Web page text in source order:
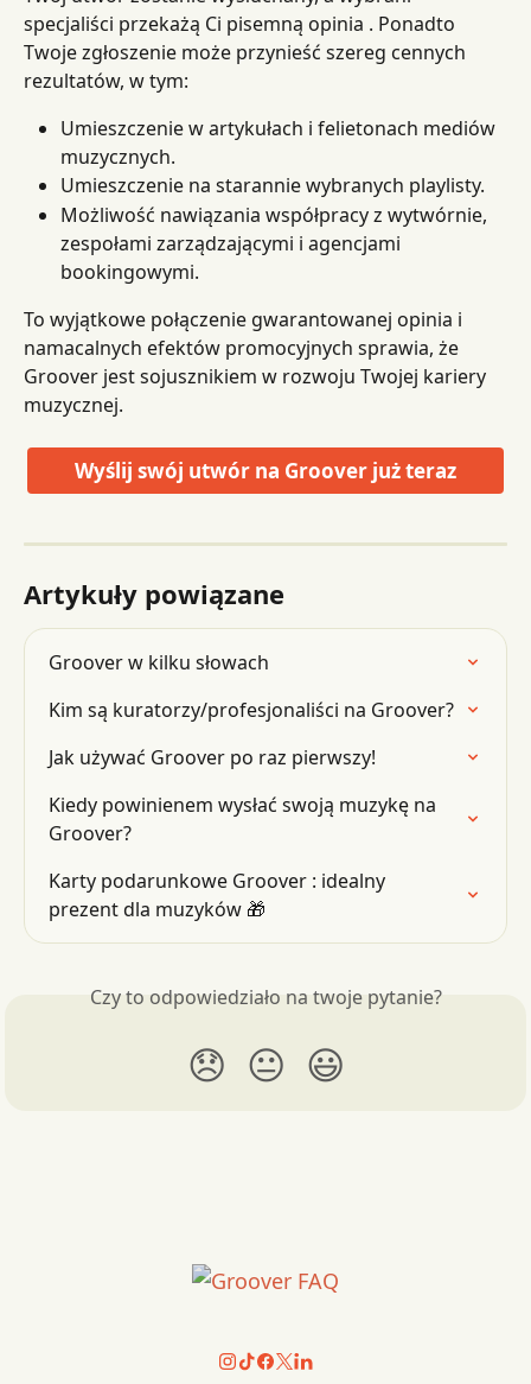
specjaliści przekażą Ci pisemną opinia . Ponadto
Twoje zgłoszenie może przynieść szereg cennych
rezultatów, w tym:
Umieszczenie w artykułach i felietonach mediów
muzycznych.
Umieszczenie na starannie wybranych playlisty.
Możliwość nawiązania współpracy z wytwórnie,
zespołami zarządzającymi i agencjami
bookingowymi.
To wyjątkowe połączenie gwarantowanej opinia i
namacalnych efektów promocyjnych sprawia, że ​​
Groover jest sojusznikiem w rozwoju Twojej kariery
muzycznej.
Wyślij swój utwór na Groover już teraz
Artykuły powiązane
Groover w kilku słowach
Kim są kuratorzy/profesjonaliści na Groover?
Jak używać Groover po raz pierwszy!
Kiedy powinienem wysłać swoją muzykę na
Groover?
Karty podarunkowe Groover : idealny
prezent dla muzyków 🎁
Czy to odpowiedziało na twoje pytanie?
😞 😐 😃